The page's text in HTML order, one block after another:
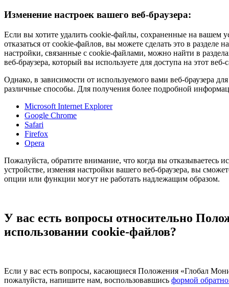
Изменение настроек вашего веб-браузера:
Если вы хотите удалить cookie-файлы, сохраненные на вашем
отказаться от cookie-файлов, вы можете сделать это в
настройки, связанные с cookie-файлами, можно найти в
веб-браузера, который вы используете для доступа на этот веб-
Однако, в зависимости от используемого вами веб-браузера
различные способы. Для получения более подробной
Microsoft Internet Explorer
Google Chrome
Safari
Firefox
Opera
Пожалуйста, обратите внимание, что когда вы отказываетесь
устройстве, изменяя настройки вашего веб-браузера, вы
опции или функции могут не работать надлежащим образом.
У вас есть вопросы относительно
использовании cookie-файлов?
Если у вас есть вопросы, касающиеся Положения «Глобал
пожалуйста, напишите нам, воспользовавшись формой